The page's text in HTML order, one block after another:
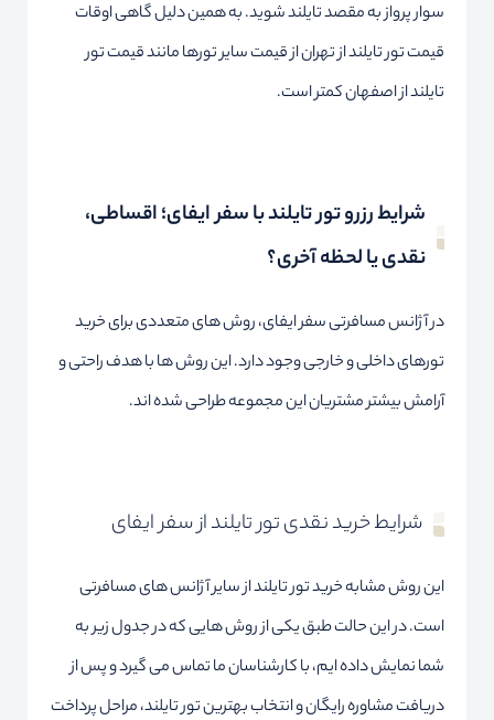
سوار پرواز به مقصد تایلند شوید. به همین دلیل گاهی اوقات
قیمت تور تایلند از تهران از قیمت سایر تورها مانند قیمت تور
تایلند از اصفهان کمتر است.
شرایط رزرو تور تایلند با سفر ایفای؛ اقساطی،
نقدی یا لحظه آخری؟
در آژانس مسافرتی سفر ایفای، روش های متعددی برای خرید
تورهای داخلی و خارجی وجود دارد. این روش ها با هدف راحتی و
آرامش بیشتر مشتریان این مجموعه طراحی شده اند.
شرایط خرید نقدی تور تایلند از سفر ایفای
این روش مشابه خرید تور تایلند از سایر آژانس های مسافرتی
است. در این حالت طبق یکی از روش هایی که در جدول زیر به
شما نمایش داده ایم، با کارشناسان ما تماس می گیرد و پس از
دریافت مشاوره رایگان و انتخاب بهترین تور تایلند، مراحل پرداخت